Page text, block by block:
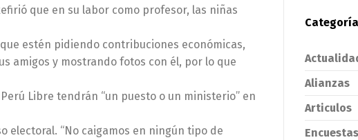
que en su labor como profesor, las niñas
estén pidiendo contribuciones económicas,
amigos y mostrando fotos con él, por lo que
Libre tendrán “un puesto o un ministerio” en
electoral. “No caigamos en ningún tipo de
Alianzas
Articulos
Encuestas